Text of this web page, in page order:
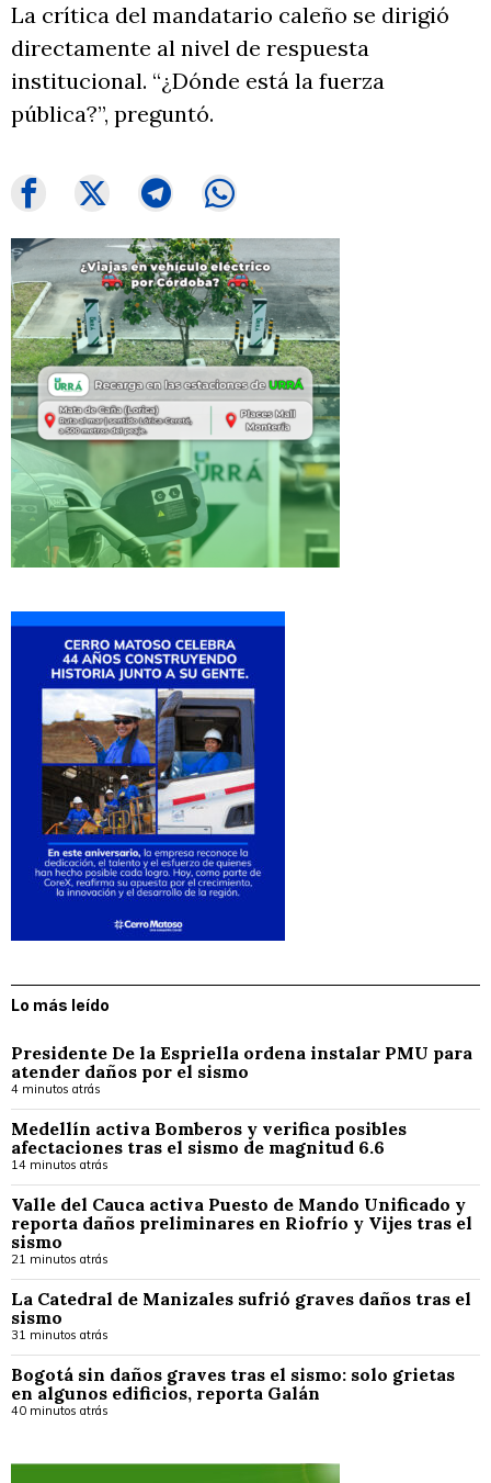
La crítica del mandatario caleño se dirigió
directamente al nivel de respuesta
institucional. “¿Dónde está la fuerza
pública?”, preguntó.
Lo más leído
Presidente De la Espriella ordena instalar PMU para
atender daños por el sismo
4 minutos atrás
Medellín activa Bomberos y verifica posibles
afectaciones tras el sismo de magnitud 6.6
14 minutos atrás
Valle del Cauca activa Puesto de Mando Unificado y
reporta daños preliminares en Riofrío y Vijes tras el
sismo
21 minutos atrás
La Catedral de Manizales sufrió graves daños tras el
sismo
31 minutos atrás
Bogotá sin daños graves tras el sismo: solo grietas
en algunos edificios, reporta Galán
40 minutos atrás